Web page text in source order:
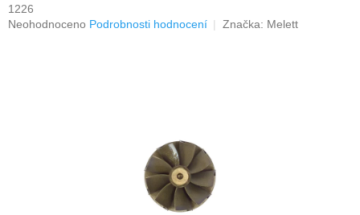
1226
Průměrné
Neohodnoceno Podrobnosti hodnocení Značka: Melett